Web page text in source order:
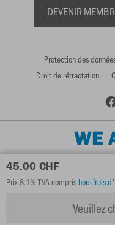
45.00 CHF
Prix 8.1% TVA compris hors frais
Veuillez
DEVENIR
Protection des
Droit de rétractation
WE